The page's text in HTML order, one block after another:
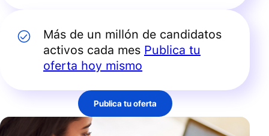
Más de un millón de candidatos
activos cada mes Publica tu
oferta hoy mismo
Publica tu oferta